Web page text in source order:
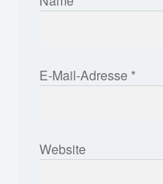
E-Mail-Adresse *
Website